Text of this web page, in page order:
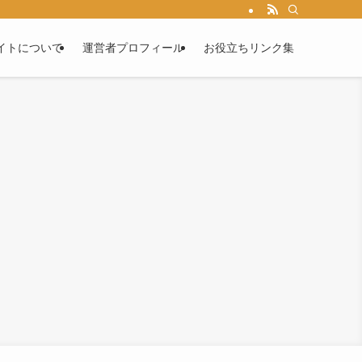
トについて 運営者プロフィール お役立ちリンク集